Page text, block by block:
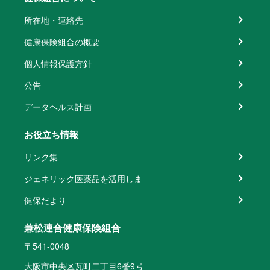
所在地・連絡先
健康保険組合の概要
個人情報保護方針
公告
データヘルス計画
お役立ち情報
リンク集
ジェネリック医薬品を活用しま
健保だより
兼松連合健康保険組合
〒541-0048
大阪市中央区瓦町二丁目6番9号